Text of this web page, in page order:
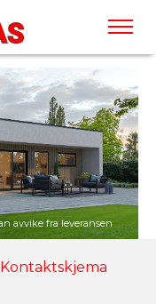
Kontaktskjema